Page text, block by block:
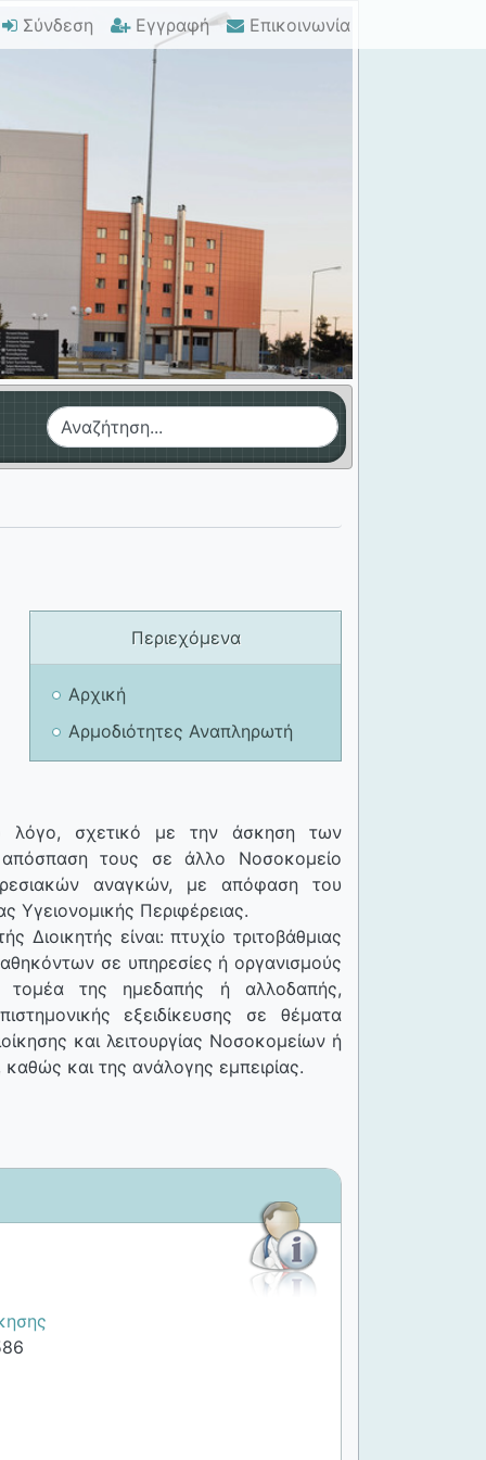
Σύνδεση Εγγραφή Επικοινωνία
Περιεχόμενα
Αρχική
Αρμοδιότητες Αναπληρωτή
λόγο, σχετικό με την άσκηση των
τους σε άλλο Νοσοκομείο
αναγκών, με απόφαση του
Υγειονομικής Περιφέρειας.
είναι: πτυχίο τριτοβάθμιας
σε υπηρεσίες ή οργανισμούς
τομέα της ημεδαπής ή αλλοδαπής,
εξειδίκευσης σε θέματα
και λειτουργίας Νοσοκομείων ή
καθώς και της ανάλογης εμπειρίας.